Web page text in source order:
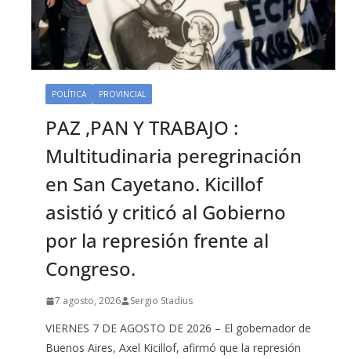
POLÍTICA PROVINCIAL
PAZ ,PAN Y TRABAJO :
Multitudinaria peregrinación
en San Cayetano. Kicillof
asistió y criticó al Gobierno
por la represión frente al
Congreso.
7 agosto, 2026 Sergio Stadius
VIERNES 7 DE AGOSTO DE 2026 – El gobernador de
Buenos Aires, Axel Kicillof, afirmó que la represión